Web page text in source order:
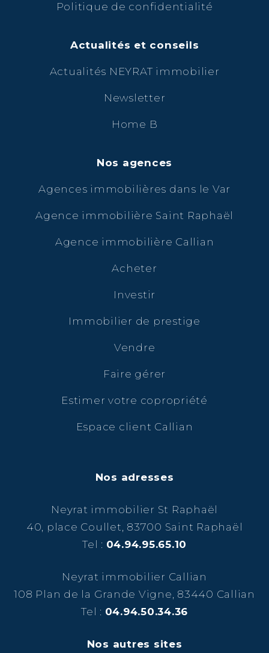
Politique de confidentialité
Actualités et conseils
Actualités NEYRAT immobilier
Newsletter
Home B
Nos agences
Agences immobilières dans le Var
Agence immobilière Saint Raphaël
Agence immobilière Callian
Acheter
Investir
Immobilier de prestige
Vendre
Faire gérer
Estimer votre copropriété
Espace client Callian
Nos adresses
Neyrat immobilier St Raphaël
40, place Coullet, 83700 Saint Raphaël
Tel : 04.94.95.65.10
Neyrat immobilier Callian
108 Plan de la Grande Vigne, 83440 Callian
Tel : 04.94.50.34.36
Nos autres sites